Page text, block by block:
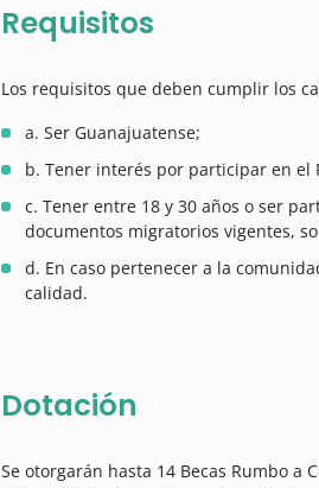
Requisitos
Los requisitos que deben cumplir los
a. Ser Guanajuatense;
b. Tener interés por participar en
c. Tener entre 18 y 30 años o ser
documentos migratorios vigentes,
d. En caso pertenecer a la
calidad.
Dotación
Se otorgarán hasta 14 Becas Rumbo a